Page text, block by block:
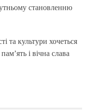
становленню
та культури хочеться
і вічна слава